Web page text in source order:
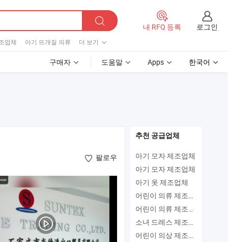
업체 아기 뜨개질 의류 더 보기
내 RFQ 등록 로그인
구매자 도움말 Apps 한국어
팔로우
추천 공급업체
아기 모자 제조업체
아기 모자 제조업체
아기 옷 제조업체
어린이 의류 제조업체
어린이 의류 제조업체
소녀 드레스 제조업체
어린이 의상 제조업체